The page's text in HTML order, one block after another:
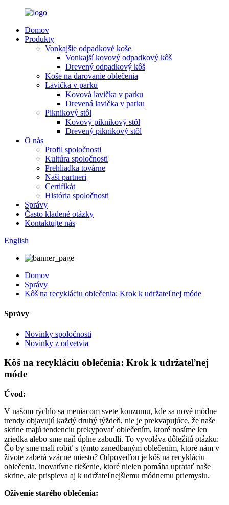
Domov
Produkty
Vonkajšie odpadkové koše
Vonkajší kovový odpadkový kôš
Drevený odpadkový kôš
Koše na darovanie oblečenia
Lavička v parku
Kovová lavička v parku
Drevená lavička v parku
Piknikový stôl
Kovový piknikový stôl
Drevený piknikový stôl
O nás
Profil spoločnosti
Kultúra spoločnosti
Prehliadka továrne
Naši partneri
Certifikát
História spoločnosti
Správy
Často kladené otázky
Kontaktujte nás
English
Domov
Správy
Kôš na recykláciu oblečenia: Krok k udržateľnej móde
Správy
Novinky spoločnosti
Novinky z odvetvia
Kôš na recykláciu oblečenia: Krok k udržateľnej
móde
Úvod:
V našom rýchlo sa meniacom svete konzumu, kde sa nové módne
trendy objavujú každý druhý týždeň, nie je prekvapujúce, že naše
skrine majú tendenciu prekypovať oblečením, ktoré nosíme len
zriedka alebo sme naň úplne zabudli. To vyvoláva dôležitú otázku:
Čo by sme mali robiť s týmto zanedbaným oblečením, ktoré nám v
živote zaberá vzácne miesto? Odpoveďou je kôš na recykláciu
oblečenia, inovatívne riešenie, ktoré nielen pomáha upratať naše
skrine, ale prispieva aj k udržateľnejšiemu módnemu priemyslu.
Oživenie starého oblečenia: